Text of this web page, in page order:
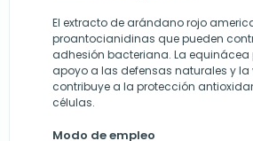
El extracto de arándano rojo
proantocianidinas que pueden
adhesión bacteriana. La equinácea
apoyo a las defensas naturales y
contribuye a la protección
células.
Modo de empleo